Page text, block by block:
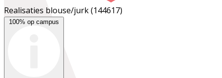
Realisaties blouse/jurk(144617)
100% op campus